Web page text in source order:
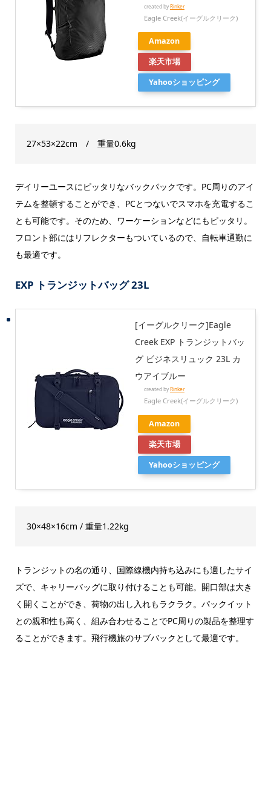
created byRinker
Eagle Creek(イーグルクリーク)
Amazon
楽天市場
Yahooショッピング
27×53×22cm / 重量0.6kg
デイリーユースにピッタリなバックパックです。PC周りのアイ
テムを整頓することができ、PCとつないでスマホを充電するこ
とも可能です。そのため、ワーケーションなどにもピッタリ。
フロント部にはリフレクターもついているので、自転車通勤に
も最適です。
EXP トランジットバッグ 23L
[イーグルクリーク]Eagle
Creek EXP トランジットバッ
グ ビジネスリュック 23L カ
ウアイブルー
created by Rinker
Eagle Creek(イーグルクリーク)
Amazon
楽天市場
Yahooショッピング
30×48×16cm / 重量1.22kg
トランジットの名の通り、国際線機内持ち込みにも適したサイ
ズで、キャリーバッグに取り付けることも可能。開口部は大き
く開くことができ、荷物の出し入れもラクラク。パックイット
との親和性も高く、組み合わせることでPC周りの製品を整理す
ることができます。飛行機旅のサブバックとして最適です。